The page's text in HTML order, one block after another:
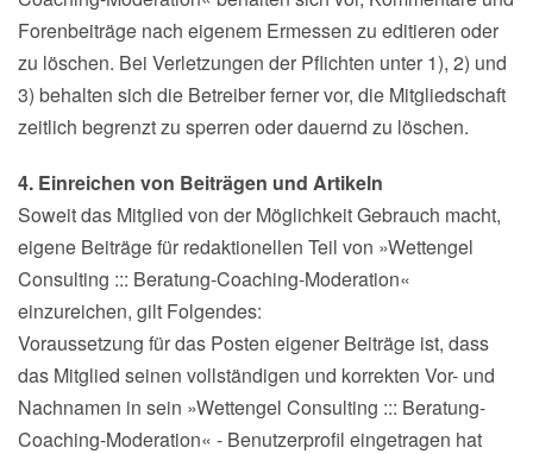
Forenbeiträge nach eigenem Ermessen zu editieren oder
zu löschen. Bei Verletzungen der Pflichten unter 1), 2) und
3) behalten sich die Betreiber ferner vor, die Mitgliedschaft
zeitlich begrenzt zu sperren oder dauernd zu löschen.
4. Einreichen von Beiträgen und Artikeln
Soweit das Mitglied von der Möglichkeit Gebrauch macht,
eigene Beiträge für redaktionellen Teil von »Wettengel
Consulting ::: Beratung-Coaching-Moderation«
einzureichen, gilt Folgendes:
Voraussetzung für das Posten eigener Beiträge ist, dass
das Mitglied seinen vollständigen und korrekten Vor- und
Nachnamen in sein »Wettengel Consulting ::: Beratung-
Coaching-Moderation« - Benutzerprofil eingetragen hat